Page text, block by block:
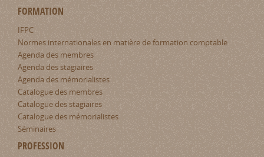
FORMATION
IFPC
Normes internationales en matière de formation comptable
Agenda des membres
Agenda des stagiaires
Agenda des mémorialistes
Catalogue des membres
Catalogue des stagiaires
Catalogue des mémorialistes
Séminaires
PROFESSION